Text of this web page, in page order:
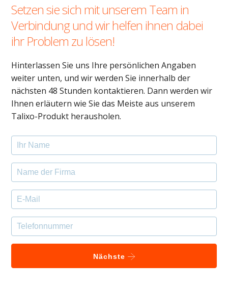
Setzen sie sich mit unserem Team in
Verbindung und wir helfen ihnen dabei
ihr Problem zu lösen!
Hinterlassen Sie uns Ihre persönlichen Angaben
weiter unten, und wir werden Sie innerhalb der
nächsten 48 Stunden kontaktieren. Dann werden wir
Ihnen erläutern wie Sie das Meiste aus unserem
Talixo-Produkt herausholen.
Nächste